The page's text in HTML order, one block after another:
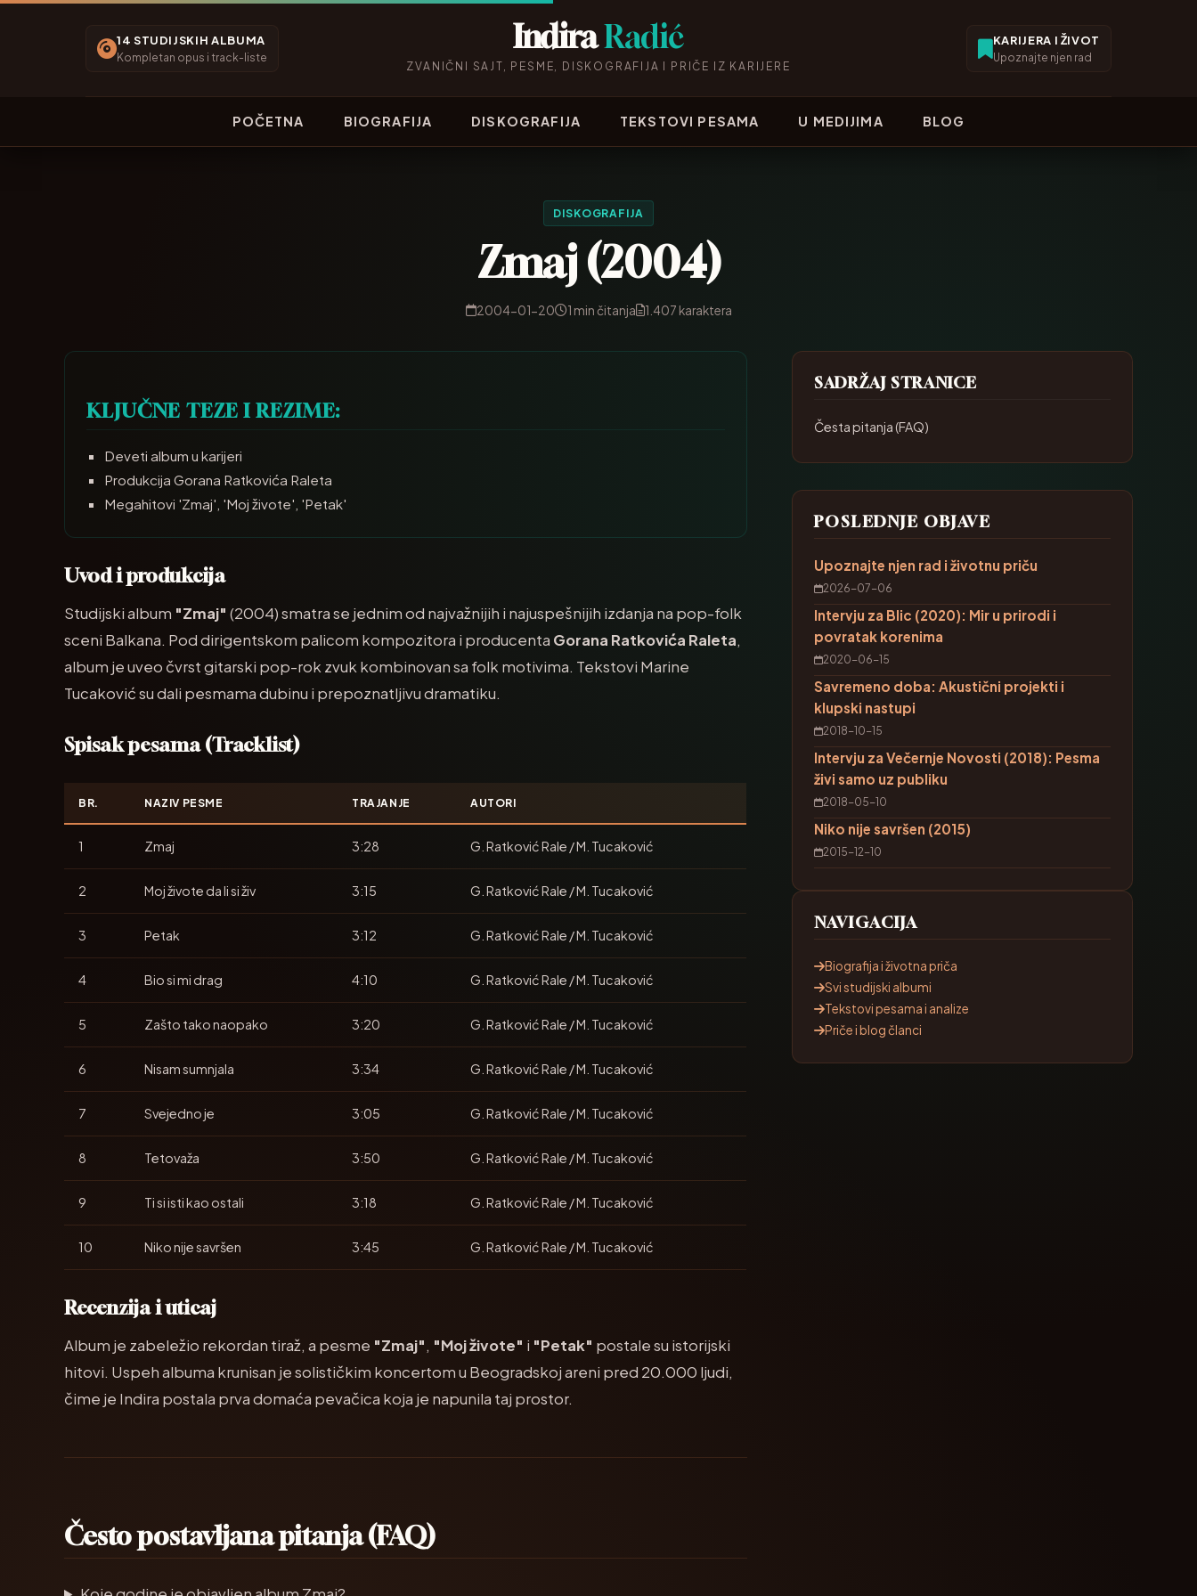
14 STUDIJSKIH ALBUMA
Kompletan opus i track-liste
IndiraRadić
ZVANIČNI SAJT, PESME, DISKOGRAFIJA I PRIČE IZ KARIJERE
KARIJERA I ŽIVOT
Upoznajte njen rad
POČETNA BIOGRAFIJA DISKOGRAFIJA TEKSTOVI PESAMA U MEDIJIMA BLOG
DISKOGRAFIJA
Zmaj (2004)
2004-01-20 1 min čitanja 1.407 karaktera
KLJUČNE TEZE I REZIME:
Deveti album u karijeri
Produkcija Gorana Ratkovića Raleta
Megahitovi 'Zmaj', 'Moj živote', 'Petak'
Uvod i produkcija
Studijski album "Zmaj" (2004) smatra se jednim od najvažnijih i najuspešnijih izdanja na pop-folk
sceni Balkana. Pod dirigentskom palicom kompozitora i producenta Gorana Ratkovića Raleta,
album je uveo čvrst gitarski pop-rok zvuk kombinovan sa folk motivima. Tekstovi Marine
Tucaković su dali pesmama dubinu i prepoznatljivu dramatiku.
Spisak pesama (Tracklist)
BR. NAZIV PESME TRAJANJE AUTORI
1 Zmaj 3:28 G. Ratković Rale / M. Tucaković
2 Moj živote da li si živ 3:15 G. Ratković Rale / M. Tucaković
3 Petak 3:12 G. Ratković Rale / M. Tucaković
4 Bio si mi drag 4:10 G. Ratković Rale / M. Tucaković
5 Zašto tako naopako 3:20 G. Ratković Rale / M. Tucaković
6 Nisam sumnjala 3:34 G. Ratković Rale / M. Tucaković
7 Svejedno je 3:05 G. Ratković Rale / M. Tucaković
8 Tetovaža 3:50 G. Ratković Rale / M. Tucaković
9 Ti si isti kao ostali 3:18 G. Ratković Rale / M. Tucaković
10 Niko nije savršen 3:45 G. Ratković Rale / M. Tucaković
Recenzija i uticaj
Album je zabeležio rekordan tiraž, a pesme "Zmaj", "Moj živote" i "Petak" postale su istorijski
hitovi. Uspeh albuma krunisan je solističkim koncertom u Beogradskoj areni pred 20.000 ljudi,
čime je Indira postala prva domaća pevačica koja je napunila taj prostor.
Često postavljana pitanja (FAQ)
SADRŽAJ STRANICE
Česta pitanja (FAQ)
POSLEDNJE OBJAVE
Upoznajte njen rad i životnu priču
2026-07-06
Intervju za Blic (2020): Mir u prirodi i
povratak korenima
2020-06-15
Savremeno doba: Akustični projekti i
klupski nastupi
2018-10-15
Intervju za Večernje Novosti (2018): Pesma
živi samo uz publiku
2018-05-10
Niko nije savršen (2015)
2015-12-10
NAVIGACIJA
Biografija i životna priča
Svi studijski albumi
Tekstovi pesama i analize
Priče i blog članci